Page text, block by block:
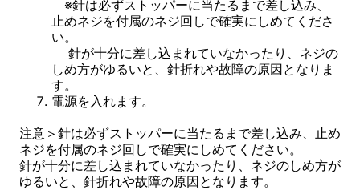
※針は必ずストッパーに当たるまで差し込み、
止めネジを付属のネジ回しで確実にしめてくださ
い。
針が十分に差し込まれていなかったり、ネジの
しめ方がゆるいと、針折れや故障の原因となりま
す。
電源を入れます。
注意＞針は必ずストッパーに当たるまで差し込み、止め
ネジを付属のネジ回しで確実にしめてください。
針が十分に差し込まれていなかったり、ネジのしめ方が
ゆるいと、針折れや故障の原因となります。